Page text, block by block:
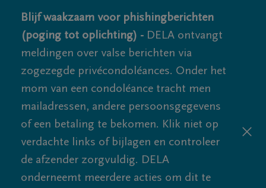
Blijf waakzaam voor phishingberichten
(poging tot oplichting) - DELA ontvangt
meldingen over valse berichten via
zogezegde privécondoléances. Onder het
mom van een condoléance tracht men
mailadressen, andere persoonsgegevens
of een betaling te bekomen. Klik niet op
verdachte links of bijlagen en controleer
de afzender zorgvuldig. DELA
onderneemt meerdere acties om dit te